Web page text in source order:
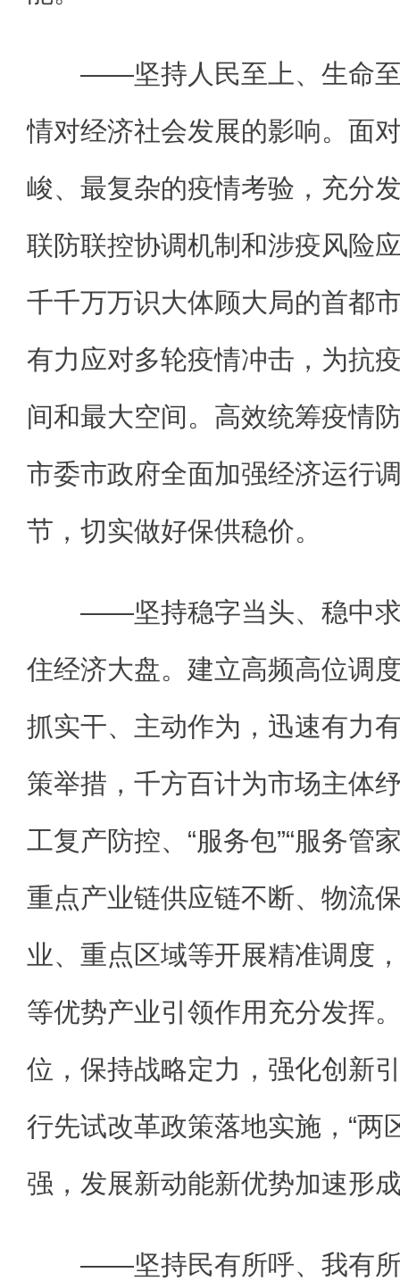
——坚持人民至上、生命至
情对经济社会发展的影响。面
峻、最复杂的疫情考验，充分
联防联控协调机制和涉疫风险
千千万万识大体顾大局的首都
有力应对多轮疫情冲击，为抗
间和最大空间。高效统筹疫情
市委市政府全面加强经济运行
节，切实做好保供稳价。
——坚持稳字当头、稳中求
住经济大盘。建立高频高位调
抓实干、主动作为，迅速有力
策举措，千方百计为市场主体
工复产防控、“服务包”“服务管
重点产业链供应链不断、物流
业、重点区域等开展精准调度
等优势产业引领作用充分发挥
位，保持战略定力，强化创新
行先试改革政策落地实施，“两
强，发展新动能新优势加速形
——坚持民有所呼、我有所